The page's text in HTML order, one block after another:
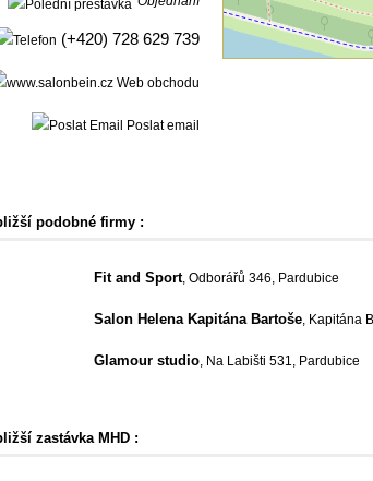
(+420) 728 629 739
Web obchodu
Poslat email
podobné firmy :
Fit and Sport, Odborářů 346, Pardubice
Salon Helena Kapitána Bartoše, Kapitána
Glamour studio, Na Labišti 531, Pardubice
zastávka MHD :